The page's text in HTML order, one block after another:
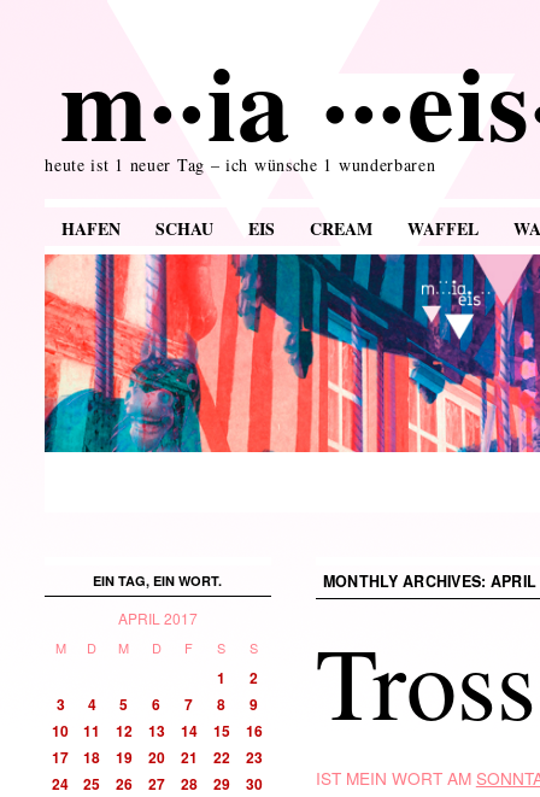
m··ia
heute ist 1 neuer Tag – ich wünsche 1 wunderbaren
HAFEN SCHAU EIS CREAM WAFFEL
MONTHLY ARCHIVES:
Tross
IST MEIN WORT AM
EIN TAG, EIN WORT.
APRIL 2017
M D M D F S S
1
2
3
4 5 6 7 8
9
10
11 12 13 14 15
16
17
18 19 20 21 22
23
24
25 26 27 28 29 30